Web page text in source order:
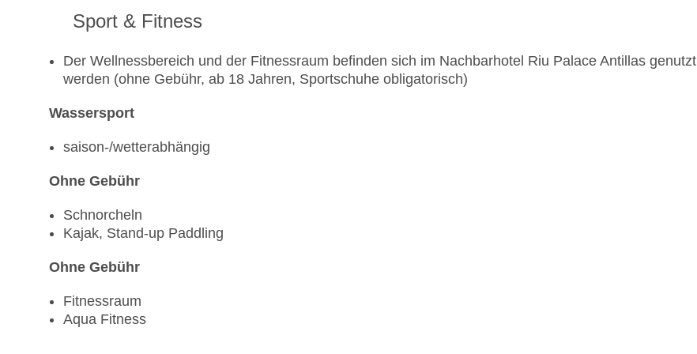
Sport & Fitness
Der Wellnessbereich und der Fitnessraum befinden sich im Nachbarhotel Riu Palace Antillas genutzt
werden (ohne Gebühr, ab 18 Jahren, Sportschuhe obligatorisch)
Wassersport
saison-/wetterabhängig
Ohne Gebühr
Schnorcheln
Kajak, Stand-up Paddling
Ohne Gebühr
Fitnessraum
Aqua Fitness